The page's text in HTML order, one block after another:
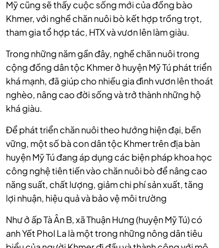
Mỹ cũng sẽ thấy cuộc sống mới của đồng bào
Khmer, với nghề chăn nuôi bò kết hợp trồng trọt,
tham gia tổ hợp tác, HTX và vươn lên làm giàu.
Trong những năm gần đây, nghề chăn nuôi trong
cộng đồng dân tộc Khmer ở huyện Mỹ Tú phát triển
khá mạnh, đã giúp cho nhiều gia đình vươn lên thoát
nghèo, nâng cao đời sống và trở thành những hộ
khá giàu.
Để phát triển chăn nuôi theo hướng hiện đại, bền
vững, một số bà con dân tộc Khmer trên địa bàn
huyện Mỹ Tú đang áp dụng các biện pháp khoa học
công nghệ tiên tiến vào chăn nuôi bò để nâng cao
năng suất, chất lượng, giảm chi phí sản xuất, tăng
lợi nhuận, hiệu quả và bảo vệ môi trường
Như ở ấp Tà Ân B, xã Thuận Hưng (huyện Mỹ Tú) có
anh Yết Phol La là một trong những nông dân tiêu